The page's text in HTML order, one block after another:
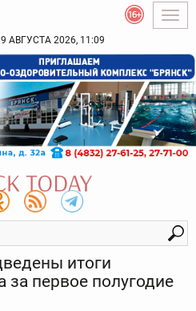
АВГУСТА 2026, 11:09
итоги
за первое полугодие